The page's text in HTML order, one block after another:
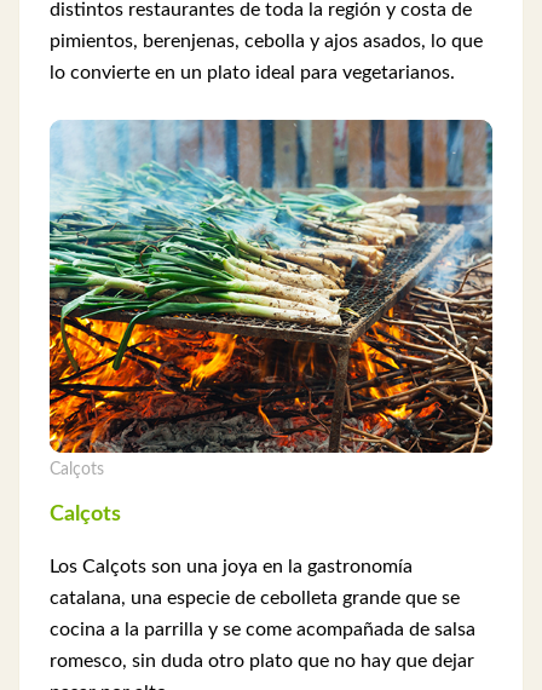
distintos restaurantes de toda la región y costa de
pimientos, berenjenas, cebolla y ajos asados, lo que
lo convierte en un plato ideal para vegetarianos.
Calçots
Calçots
Los Calçots son una joya en la gastronomía
catalana, una especie de cebolleta grande que se
cocina a la parrilla y se come acompañada de salsa
romesco, sin duda otro plato que no hay que dejar